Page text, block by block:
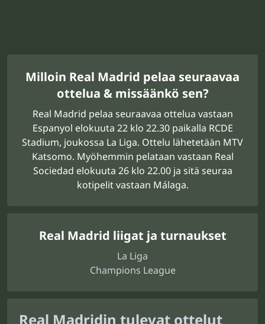
Milloin Real Madrid pelaa seuraavaa
ottelua & missäänkö sen?
Real Madrid pelaa seuraavaa ottelua vastaan
Espanyol elokuuta 22 klo 22.30 paikalla RCDE
Stadium, joukossa La Liga. Ottelu lähetetään MTV
Katsomo. Myöhemmin pelataan vastaan Real
Sociedad elokuuta 26 klo 22.00 ja sitä seuraa
kotipelit vastaan Málaga.
Real Madrid liigat ja turnaukset
La Liga
Champions League
Real Madridin tulevat ottelut